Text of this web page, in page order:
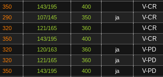
350 143/195 400 V-CR
290 107/145 350 ja V-CR
320 121/165 360 V-CR
350 143/195 400 V-CR
320 120/163 360 ja V-PD
320 121/165 360 ja V-PD
350 143/195 400 ja V-PD